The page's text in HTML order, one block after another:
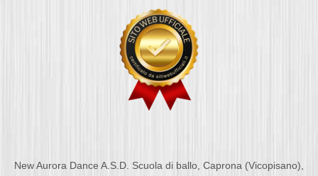
New Aurora Dance A.S.D. Scuola di ballo, Caprona (Vicopisano),